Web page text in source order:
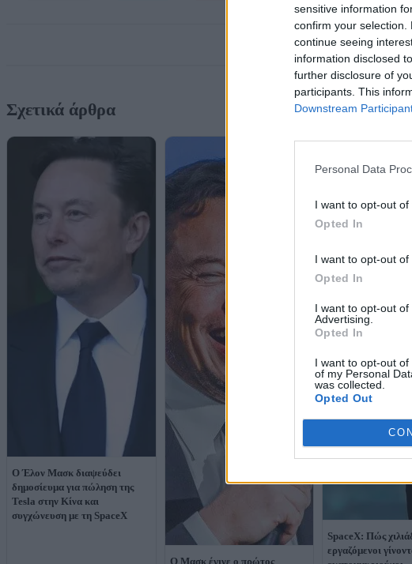
sensitive information
confirm your
continue seeing
information disclosed
further disclosure of
participants. This
Downstream
Personal Data
I want to opt-out of
Opted In
I want to opt-out of
Opted In
I want to opt-out
Advertising.
Opted In
I want to opt-out
of my Personal
was collected.
Opted Out
Σχετικά άρθρα
Ο Έλον Μασκ διαψεύδει
δημοσίευμα για πώληση της
Tesla στην Κίνα και
συγχώνευση με τη SpaceX
O Μασκ έγινε ο πρώτος
SpaceX: Πώς
εργαζόμενοι